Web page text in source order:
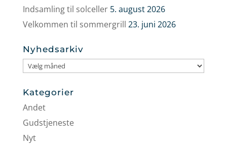
Indsamling til solceller 5. august 2026
Velkommen til sommergrill 23. juni 2026
Nyhedsarkiv
Nyhedsarkiv
Kategorier
Andet
Gudstjeneste
Nyt